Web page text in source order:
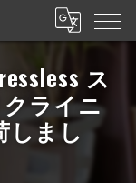
ス
クライニ
しまし